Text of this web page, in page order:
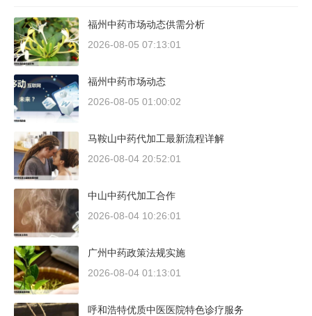
福州中药市场动态供需分析
2026-08-05 07:13:01
福州中药市场动态
2026-08-05 01:00:02
马鞍山中药代加工最新流程详解
2026-08-04 20:52:01
中山中药代加工合作
2026-08-04 10:26:01
广州中药政策法规实施
2026-08-04 01:13:01
呼和浩特优质中医医院特色诊疗服务